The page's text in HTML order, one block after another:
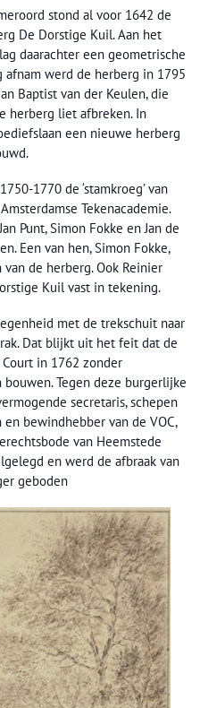
stond al voor 1642 de
De Dorstige Kuil. Aan het
daarachter een geometrische
werd de herberg in 1795
Baptist van der Keulen, die
herberg liet afbreken. In
een nieuwe herberg
1770 de ‘stamkroeg’ van
Tekenacademie.
Punt, Simon Fokke en Jan de
Een van hen, Simon Fokke,
de herberg. Ook Reinier
Kuil vast in tekening.
met de trekschuit naar
Dat blijkt uit het feit dat de
in 1762 zonder
Tegen deze burgerlijke
secretaris, schepen
bewindhebber van de VOC,
van Heemstede
en werd de afbraak van
geboden